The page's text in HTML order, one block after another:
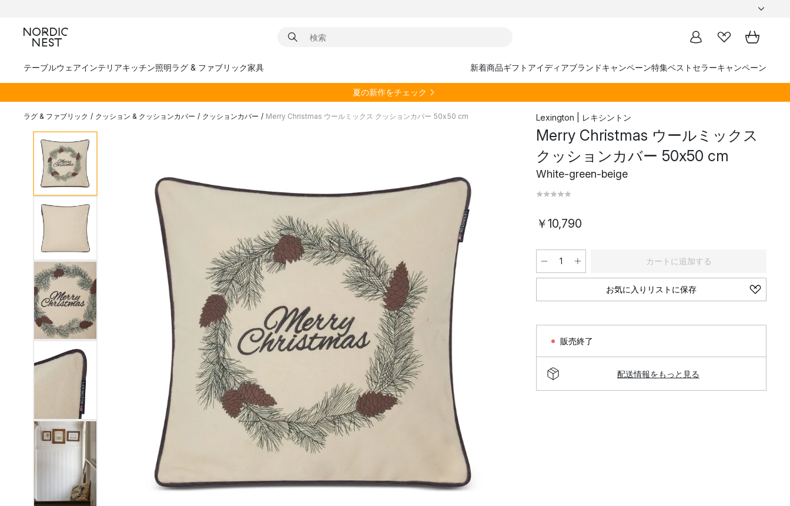
テーブルウェアインテリアキッチン照明ラグ & ファブリック家具 新着商品ギフトアイディアブランドキャンペーン特集ベストセラーキャンペーン
夏の新作をチェック
ラグ & ファブリック / クッション & クッションカバー / クッションカバー / Merry Christmas ウールミックス クッションカバー 50x50 cm Lexington | レキシントン
Merry Christmas ウールミックス
クッションカバー 50x50 cm
White-green-beige
￥10,790
カートに追加する
お気に入りリストに保存
販売終了
配送情報をもっと見る